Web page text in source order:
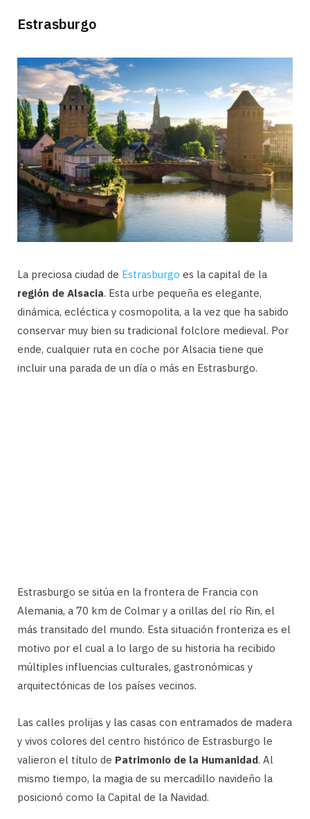
Estrasburgo
La preciosa ciudad de Estrasburgo es la capital de la
región de Alsacia. Esta urbe pequeña es elegante,
dinámica, ecléctica y cosmopolita, a la vez que ha sabido
conservar muy bien su tradicional folclore medieval. Por
ende, cualquier ruta en coche por Alsacia tiene que
incluir una parada de un día o más en Estrasburgo.
Estrasburgo se sitúa en la frontera de Francia con
Alemania, a 70 km de Colmar y a orillas del río Rin, el
más transitado del mundo. Esta situación fronteriza es el
motivo por el cual a lo largo de su historia ha recibido
múltiples influencias culturales, gastronómicas y
arquitectónicas de los países vecinos.
Las calles prolijas y las casas con entramados de madera
y vivos colores del centro histórico de Estrasburgo le
valieron el título de Patrimonio de la Humanidad. Al
mismo tiempo, la magia de su mercadillo navideño la
posicionó como la Capital de la Navidad.